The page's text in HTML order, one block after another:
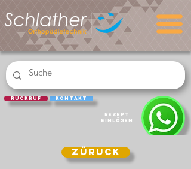
Rückruf Kontakt
REZEPT
EINLÖSEN
Züruck